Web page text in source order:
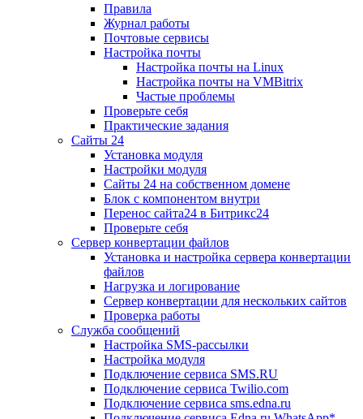
Правила
Журнал работы
Почтовые сервисы
Настройка почты
Настройка почты на Linux
Настройка почты на VMBitrix
Частые проблемы
Проверьте себя
Практические задания
Сайты 24
Установка модуля
Настройки модуля
Сайты 24 на собственном домене
Блок с компонентом внутри
Перенос сайта24 в Битрикс24
Проверьте себя
Сервер конвертации файлов
Установка и настройка сервера конвертации
файлов
Нагрузка и логирование
Сервер конвертации для нескольких сайтов
Проверка работы
Служба сообщений
Настройка SMS-рассылки
Настройка модуля
Подключение сервиса SMS.RU
Подключение сервиса Twilio.com
Подключение сервиса sms.edna.ru